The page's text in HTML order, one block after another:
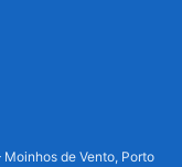
Moinhos de Vento, Porto